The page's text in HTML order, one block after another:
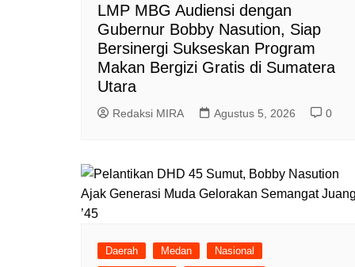
LMP MBG Audiensi dengan
Gubernur Bobby Nasution, Siap
Bersinergi Sukseskan Program
Makan Bergizi Gratis di Sumatera
Utara
Redaksi MIRA Agustus 5, 2026 0
Daerah Medan
Nasional